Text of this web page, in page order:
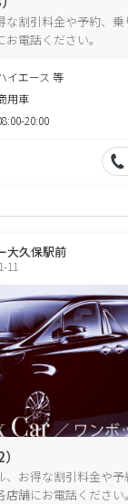
な割引料金や予約、
電話ください。
イエース 等
用車
20:00
大久保駅前
11
、お得な割引料金や
舗にお電話ください。